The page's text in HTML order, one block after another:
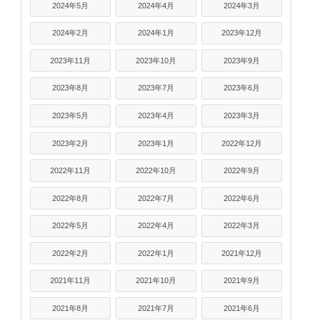
2024年5月 2024年4月 2024年3月
2024年2月 2024年1月 2023年12月
2023年11月 2023年10月 2023年9月
2023年8月 2023年7月 2023年6月
2023年5月 2023年4月 2023年3月
2023年2月 2023年1月 2022年12月
2022年11月 2022年10月 2022年9月
2022年8月 2022年7月 2022年6月
2022年5月 2022年4月 2022年3月
2022年2月 2022年1月 2021年12月
2021年11月 2021年10月 2021年9月
2021年8月 2021年7月 2021年6月